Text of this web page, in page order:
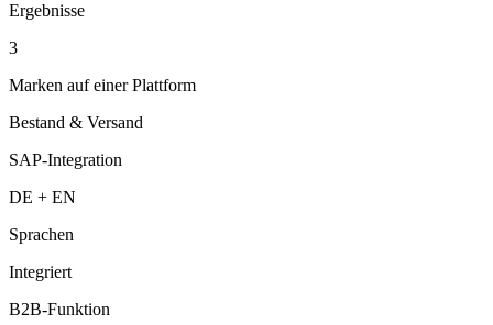
Ergebnisse
3
Marken auf einer Plattform
Bestand & Versand
SAP-Integration
DE + EN
Sprachen
Integriert
B2B-Funktion